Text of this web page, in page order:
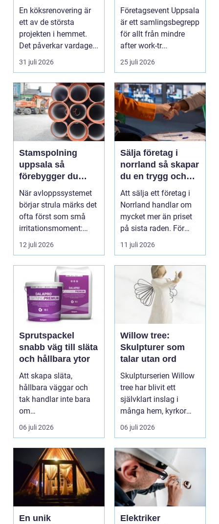
ett smartare kök
En köksrenovering är
ett av de största
projekten i hemmet.
Det påverkar vardage...
31 juli 2026
möten som bygger
starkare team
Företagsevent Uppsala
är ett samlingsbegrepp
för allt från mindre
after work-tr...
25 juli 2026
Stamspolning
uppsala så
förebygger du
stopp och
vattenskador i
fastigheten
När avloppssystemet
börjar strula märks det
ofta först som små
irritationsmoment:
långsam avrinning ...
12 juli 2026
Sälja företag i
norrland så skapar
du en trygg och
lönsam affär
Att sälja ett företag i
Norrland handlar om
mycket mer än priset
på sista raden. För
många entrepren...
11 juli 2026
Sprutspackel
snabb väg till släta
och hållbara ytor
Att skapa släta,
hållbara väggar och
tak handlar inte bara
om
hantverksskicklighet.
Valet av materia...
06 juli 2026
Willow tree:
Skulpturer som
talar utan ord
Skulpturserien Willow
tree har blivit ett
självklart inslag i
många hem, kyrkor
och kapel...
06 juli 2026
En unik
Elektriker